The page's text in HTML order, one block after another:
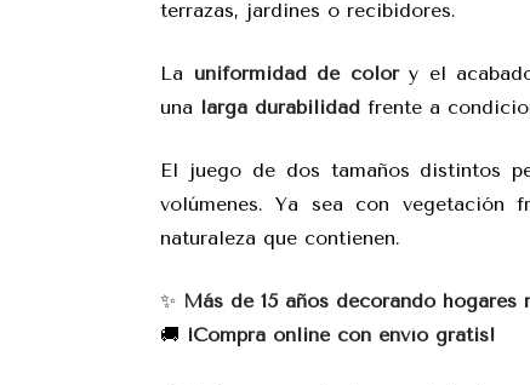
terrazas, jardines o recibidores.
La uniformidad de colory el
una larga durabilidad frente a
El juego de dos tamaños distintos
volúmenes. Ya sea con vegetación
naturaleza que contienen.
✨ Más de 15 años decorando
🚚 ¡Compra online con envío gratis!